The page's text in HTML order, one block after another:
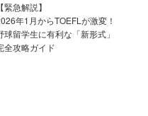
【緊急解説】
年1月からTOEFLが激変！
球留学生に有利な「新形式」
全攻略ガイド